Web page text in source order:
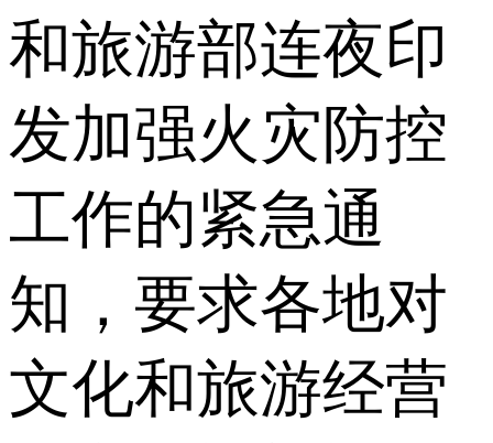
和旅游部连夜印
发加强火灾防控
工作的紧急通
知，要求各地对
文化和旅游经营